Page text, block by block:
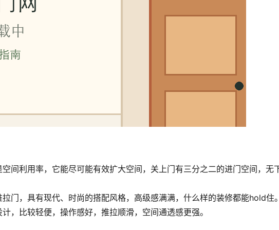
间利用率，它能尽可能有效扩大空间，关上门有三分之二的进门空间，无
门，具有现代、时尚的搭配风格，高级感满满，什么样的装修都能hold住
，比较轻便，操作感好，推拉顺滑，空间通透感更强。